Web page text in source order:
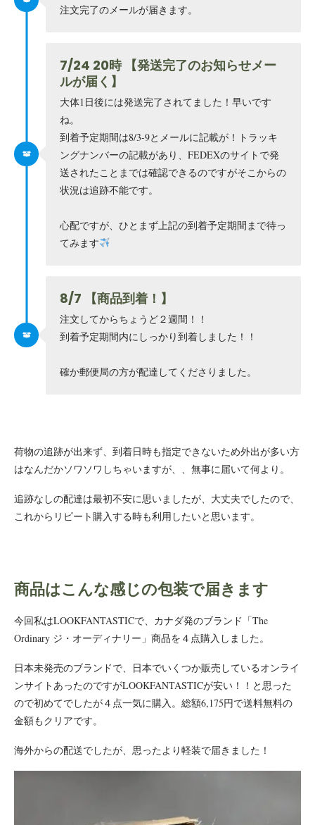
注文完了のメールが届きます。
7/24 20時 【発送完了のお知らせメー
ルが届く】
大体1日後には発送完了されてました！早いです
ね。
到着予定期間は8/3-9とメールに記載が！トラッキ
ングナンバーの記載があり、FEDEXのサイトで発
送されたことまでは確認できるのですがそこからの
状況は追跡不能です。
心配ですが、ひとまず上記の到着予定期間まで待っ
てみます
8/7 【商品到着！】
注文してからちょうど２週間！！
到着予定期間内にしっかり到着しました！！
確か郵便局の方が配達してくださりました。
荷物の追跡が出来ず、到着日時も指定できないため外出が多い方
はなんだかソワソワしちゃいますが、、無事に届いて何より。
追跡なしの配達は最初不安に思いましたが、大丈夫でしたので、
これからリピート購入する時も利用したいと思います。
商品はこんな感じの包装で届きます
今回私はLOOKFANTASTICで、カナダ発のブランド「The
Ordinary ジ・オーディナリー」商品を４点購入しました。
日本未発売のブランドで、日本でいくつか販売しているオンライ
ンサイトあったのですがLOOKFANTASTICが安い！！と思った
ので初めてでしたが４点一気に購入。総額6,175円で送料無料の
金額もクリアです。
海外からの配送でしたが、思ったより軽装で届きました！